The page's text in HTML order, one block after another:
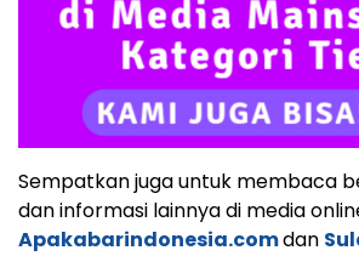
Sempatkan juga untuk membaca
dan informasi lainnya di media
Apakabarindonesia.comdan